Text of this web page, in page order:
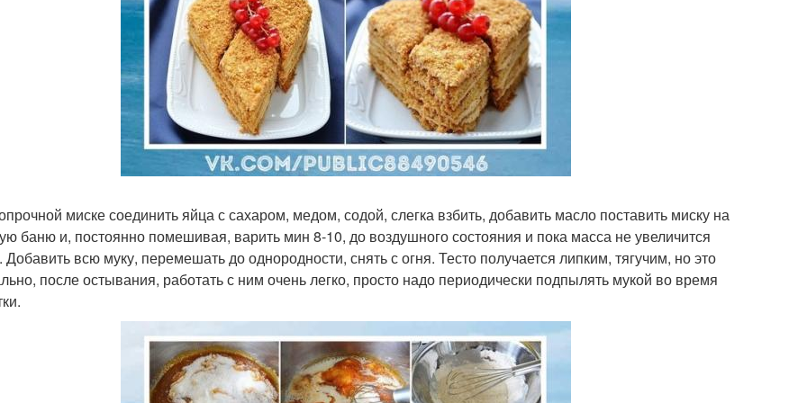
миске соединить яйца с сахаром, медом, содой, слегка взбить, добавить масло поставить миску на
баню и, постоянно помешивая, варить мин 8-10, до воздушного состояния и пока масса не увеличится
Добавить всю муку, перемешать до однородности, снять с огня. Тесто получается липким, тягучим, но это
после остывания, работать с ним очень легко, просто надо периодически подпылять мукой во время